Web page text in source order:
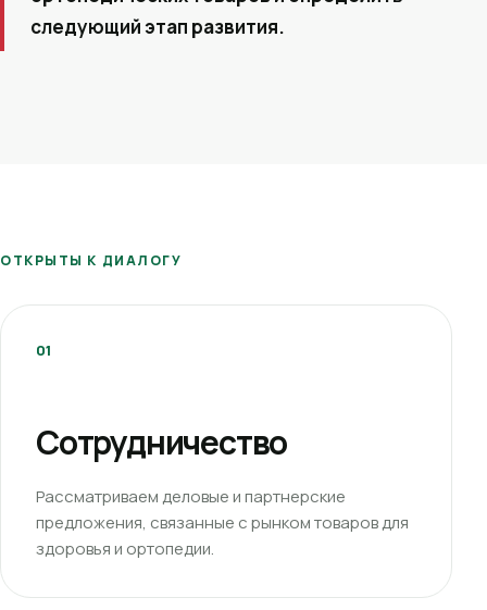
следующий этап развития.
ОТКРЫТЫ К ДИАЛОГУ
01
Сотрудничество
Рассматриваем деловые и партнерские
предложения, связанные с рынком товаров для
здоровья и ортопедии.